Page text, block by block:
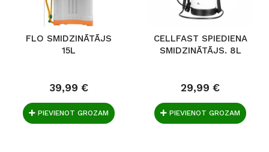
FLO SMIDZINĀTĀJS
15L
39,99 €
PIEVIENOT GROZAM
CELLFAST SPIEDIENA
SMIDZINĀTĀJS. 8L
29,99 €
PIEVIENOT GROZAM